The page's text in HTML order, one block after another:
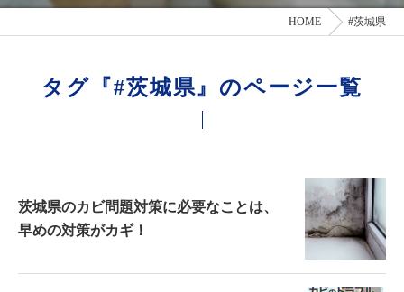
HOME #茨城県
タグ『#茨城県』のページ一覧
茨城県のカビ問題対策に必要なことは、
早めの対策がカギ！